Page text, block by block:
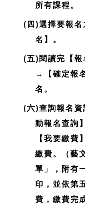
所有課程。
( 四)選擇要報
名】。
(五)閱讀完【
→【確定報
名。
(六)查詢報名
動報名查詢
【我要繳費
繳費。（藝
單」，附有
印，並依第
費，繳費完